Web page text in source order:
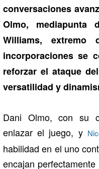
conversaciones
Olmo,
Williams, extremo
incorporaciones se
reforzar el ataque
versatilidad y
Dani Olmo, con su
enlazar el juego, y
habilidad en el uno
encajan